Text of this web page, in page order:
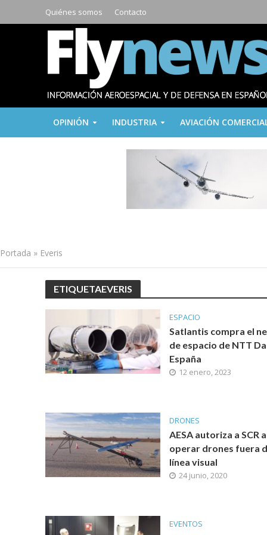
Quiénes somos Contacto
OPINIÓN INDUSTRIA AVIACIÓN
Portada » Everis
ETIQUETAEVERIS
ESPACIO
Satlantis compra el
de espacio de NTT
España
12 enero, 2023
DRONES
AESA autoriza a SCR a
operar drones fuera
línea visual
24 junio, 2020
EVENTOS